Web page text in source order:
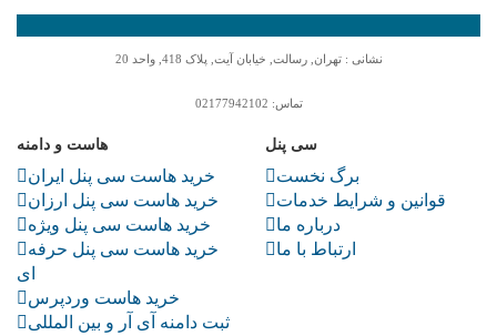
نشانی : تهران, رسالت, خیابان آیت, پلاک 418, واحد 20
تماس:
سی پنل
برگ نخست
قوانین و شرایط خدمات
درباره ما
ارتباط با ما
هاست و دامنه
خرید هاست سی پنل ایران
خرید هاست سی پنل ارزان
خرید هاست سی پنل ویژه
خرید هاست سی پنل حرفه
ای
خرید هاست وردپرس
ثبت دامنه آی آر و بین المللی